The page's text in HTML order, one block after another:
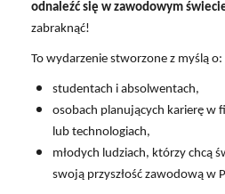
odnaleźć się w zawodowym
zabraknąć!
To wydarzenie stworzone z myślą o:
studentach i absolwentach,
osobach planujących karierę w
lub technologiach,
młodych ludziach, którzy chcą
swoją przyszłość zawodową w